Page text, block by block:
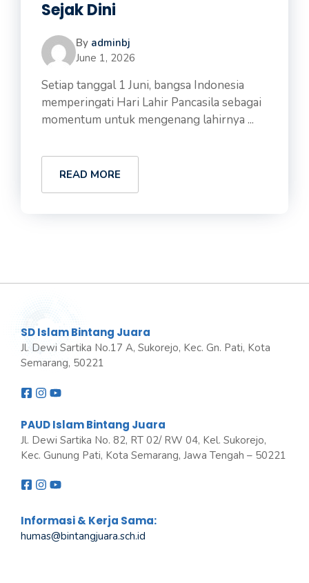
Sejak Dini
By adminbj
June 1, 2026
Setiap tanggal 1 Juni, bangsa Indonesia
memperingati Hari Lahir Pancasila sebagai
momentum untuk mengenang lahirnya ...
READ MORE
SD Islam Bintang Juara
Jl. Dewi Sartika No.17 A, Sukorejo, Kec. Gn. Pati, Kota
Semarang, 50221
PAUD Islam Bintang Juara
Jl. Dewi Sartika No. 82, RT 02/ RW 04, Kel. Sukorejo,
Kec. Gunung Pati, Kota Semarang, Jawa Tengah – 50221
Informasi & Kerja Sama:
humas@bintangjuara.sch.id